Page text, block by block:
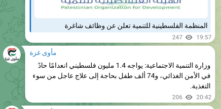
المنظمة الفلسطينية للتنمية تعلن عن وظائف شاغرة
19:57
مأوى غزة
وزارة التنمية الاجتماعية: يواجه 1.4 مليون فلسطيني انعدامًا حادً
في الأمن الغذائي، و74 ألف طفل بحاجة إلى علاج عاجل من سوء
التغذية.
206 20:42
توفر فرصة عمل جديدة مع برنامج الأمم المتحدة الإنمائي